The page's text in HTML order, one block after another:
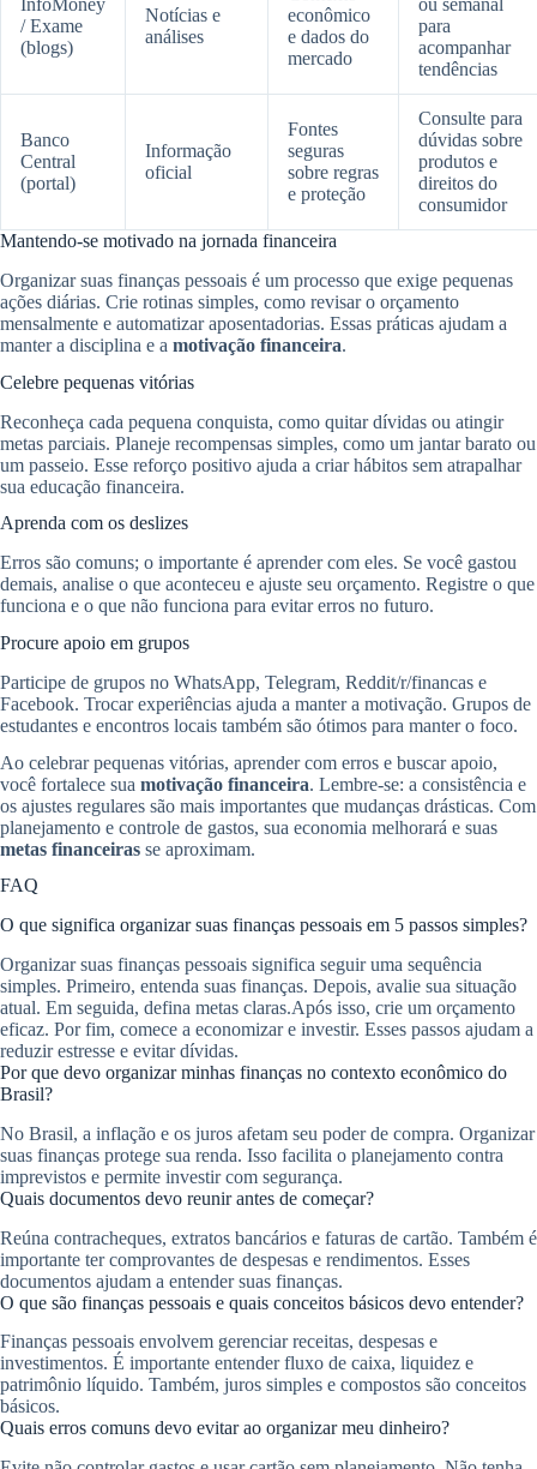
InfoMoney
/ Exame
(blogs)
Notícias e
análises
econômico
e dados do
mercado
ou semanal
para
acompanhar
tendências
Banco
Central
(portal)
Informação
oficial
Fontes
seguras
sobre regras
e proteção
Consulte para
dúvidas sobre
produtos e
direitos do
consumidor
Mantendo-se motivado na jornada financeira
Organizar suas finanças pessoais é um processo que exige pequenas
ações diárias. Crie rotinas simples, como revisar o orçamento
mensalmente e automatizar aposentadorias. Essas práticas ajudam a
manter a disciplina e a motivação financeira.
Celebre pequenas vitórias
Reconheça cada pequena conquista, como quitar dívidas ou atingir
metas parciais. Planeje recompensas simples, como um jantar barato ou
um passeio. Esse reforço positivo ajuda a criar hábitos sem atrapalhar
sua educação financeira.
Aprenda com os deslizes
Erros são comuns; o importante é aprender com eles. Se você gastou
demais, analise o que aconteceu e ajuste seu orçamento. Registre o que
funciona e o que não funciona para evitar erros no futuro.
Procure apoio em grupos
Participe de grupos no WhatsApp, Telegram, Reddit/r/financas e
Facebook. Trocar experiências ajuda a manter a motivação. Grupos de
estudantes e encontros locais também são ótimos para manter o foco.
Ao celebrar pequenas vitórias, aprender com erros e buscar apoio,
você fortalece sua motivação financeira. Lembre-se: a consistência e
os ajustes regulares são mais importantes que mudanças drásticas. Com
planejamento e controle de gastos, sua economia melhorará e suas
metas financeiras se aproximam.
FAQ
O que significa organizar suas finanças pessoais em 5 passos simples?
Organizar suas finanças pessoais significa seguir uma sequência
simples. Primeiro, entenda suas finanças. Depois, avalie sua situação
atual. Em seguida, defina metas claras.Após isso, crie um orçamento
eficaz. Por fim, comece a economizar e investir. Esses passos ajudam a
reduzir estresse e evitar dívidas.
Por que devo organizar minhas finanças no contexto econômico do
Brasil?
No Brasil, a inflação e os juros afetam seu poder de compra. Organizar
suas finanças protege sua renda. Isso facilita o planejamento contra
imprevistos e permite investir com segurança.
Quais documentos devo reunir antes de começar?
Reúna contracheques, extratos bancários e faturas de cartão. Também é
importante ter comprovantes de despesas e rendimentos. Esses
documentos ajudam a entender suas finanças.
O que são finanças pessoais e quais conceitos básicos devo entender?
Finanças pessoais envolvem gerenciar receitas, despesas e
investimentos. É importante entender fluxo de caixa, liquidez e
patrimônio líquido. Também, juros simples e compostos são conceitos
básicos.
Quais erros comuns devo evitar ao organizar meu dinheiro?